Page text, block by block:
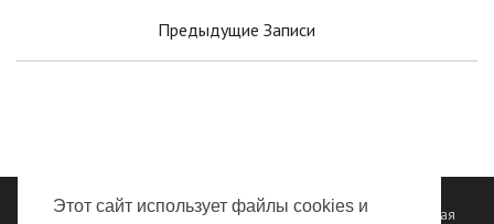
записям
Предыдущие Записи
Все права защищены ©ГБУК "Владимирская областная научная
Этот сайт использует файлы cookies и